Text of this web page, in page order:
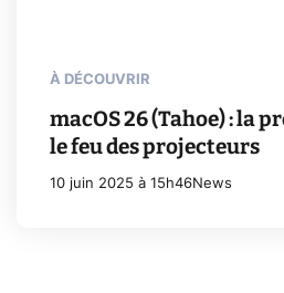
À DÉCOUVRIR
macOS 26 (Tahoe) : la
le feu des projecteurs
10 juin 2025 à 15h46News